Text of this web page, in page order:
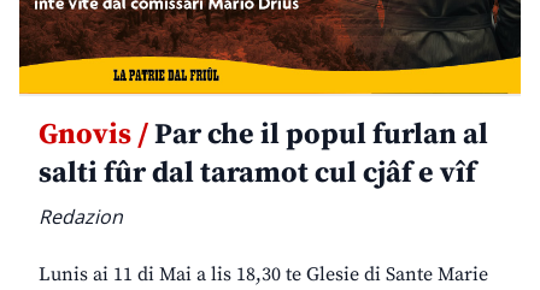
Gnovis /Par che il popul furlan al
salti fûr dal taramot cul cjâf e vîf
Redazion
Lunis ai 11 di Mai a lis 18,30 te Glesie di Sante Marie